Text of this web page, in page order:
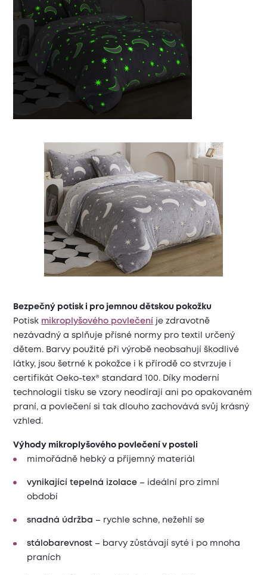
Bezpečný potisk i pro jemnou dětskou pokožku
Potisk mikroplyšového povlečení
je zdravotně
nezávadný a splňuje přísné normy pro textil určený
dětem. Barvy použité při výrobě neobsahují škodlivé
látky, jsou šetrné k pokožce i k přírodě co stvrzuje i
certifikát Oeko-tex® standard 100. Díky moderní
technologii tisku se vzory neodírají ani po opakovaném
praní, a povlečení si tak dlouho zachovává svůj krásný
vzhled.
Výhody mikroplyšového povlečení v posteli
mimořádně hebký a příjemný materiál
vynikající tepelná izolace – ideální pro zimní
období
snadná údržba – rychle schne, nežehlí se
stálobarevnost – barvy zůstávají syté i po mnoha
praních